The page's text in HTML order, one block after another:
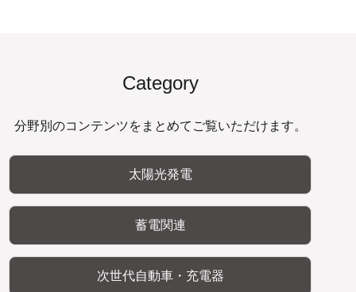
Category
分野別のコンテンツをまとめてご覧いただけます。
太陽光発電
蓄電関連
次世代自動車・充電器